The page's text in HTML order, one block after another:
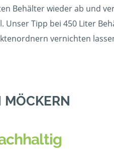
Behälter wieder ab und
Unser Tipp bei 450 Liter
vernichten